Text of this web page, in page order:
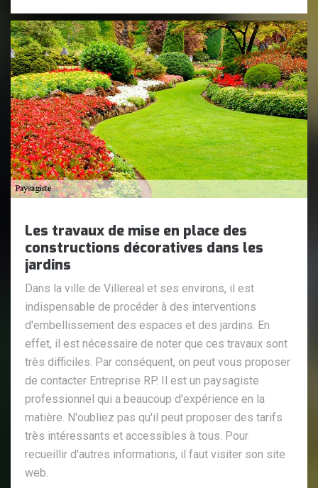
Les travaux de mise en place des
constructions décoratives dans les
jardins
Dans la ville de Villereal et ses environs, il est
indispensable de procéder à des interventions
d'embellissement des espaces et des jardins. En
effet, il est nécessaire de noter que ces travaux sont
très difficiles. Par conséquent, on peut vous proposer
de contacter Entreprise RP. Il est un paysagiste
professionnel qui a beaucoup d'expérience en la
matière. N'oubliez pas qu'il peut proposer des tarifs
très intéressants et accessibles à tous. Pour
recueillir d'autres informations, il faut visiter son site
web.